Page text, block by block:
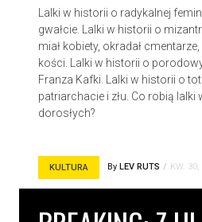
Lalki w historii o radykalnej
gwałcie. Lalki w historii o
miał kobiety, okradał
kości. Lalki w historii o
Franza Kafki. Lalki w historii o
patriarchacie i złu. Co robią lalki
dorosłych?
KULTURA By LEV RUTS KW.